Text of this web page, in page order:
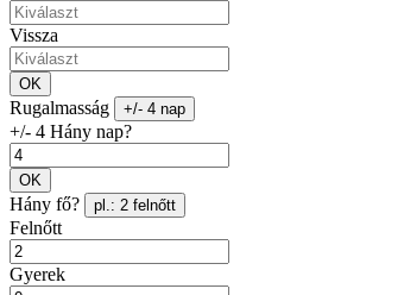
Vissza
OK
Rugalmasság +/- 4 nap
+/- 4 Hány nap?
OK
Hány fő? pl.: 2 felnőtt
Felnőtt
Gyerek